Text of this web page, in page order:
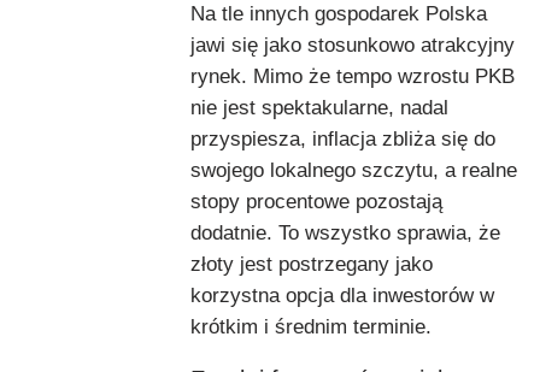
Na tle innych gospodarek Polska
jawi się jako stosunkowo atrakcyjny
rynek. Mimo że tempo wzrostu PKB
nie jest spektakularne, nadal
przyspiesza, inflacja zbliża się do
swojego lokalnego szczytu, a realne
stopy procentowe pozostają
dodatnie. To wszystko sprawia, że
złoty jest postrzegany jako
korzystna opcja dla inwestorów w
krótkim i średnim terminie.